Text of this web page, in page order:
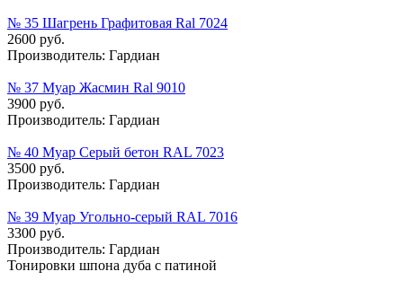
№ 35 Шагрень Графитовая Ral 7024
2600 руб.
Производитель: Гардиан
№ 37 Муар Жасмин Ral 9010
3900 руб.
Производитель: Гардиан
№ 40 Муар Серый бетон RAL 7023
3500 руб.
Производитель: Гардиан
№ 39 Муар Угольно-серый RAL 7016
3300 руб.
Производитель: Гардиан
Тонировки шпона дуба с патиной